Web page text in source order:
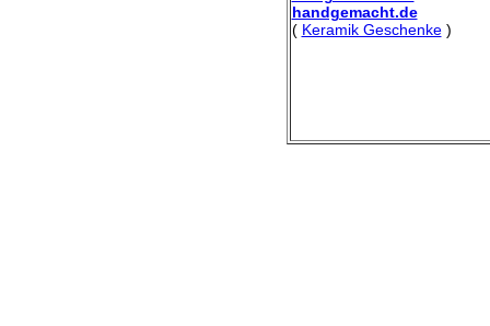
handgemacht.de
( Keramik Geschenke)